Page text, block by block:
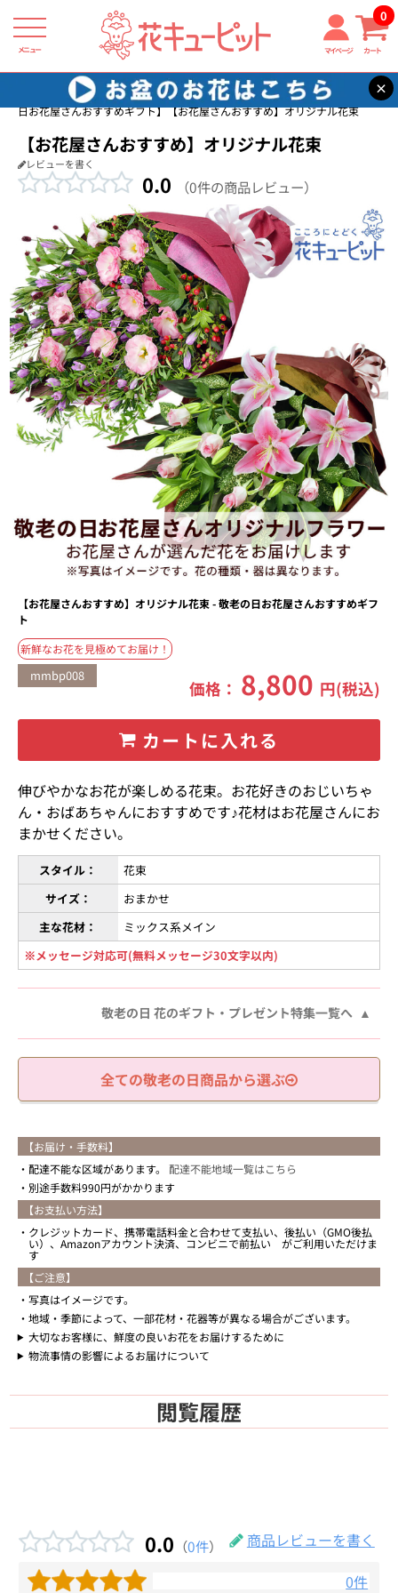
メニュー マイページ カート
0
×
花キューピット 敬老の日 花のギフト・プレゼント特集2026
【敬老の
日お花屋さんおすすめギフト】【お花屋さんおすすめ】オリジナル花束
【お花屋さんおすすめ】オリジナル花束
レビューを書く
0.0 （0件の商品レビュー）
【お花屋さんおすすめ】オリジナル花束 - 敬老の日お花屋さんおすすめギフ
ト
新鮮なお花を見極めてお届け！
mmbp008
価格： 8,800 円(税込)
カートに入れる
伸びやかなお花が楽しめる花束。お花好きのおじいちゃ
ん・おばあちゃんにおすすめです♪花材はお花屋さんにお
まかせください。
スタイル：
花束
サイズ：
おまかせ
主な花材：
ミックス系メイン
※メッセージ対応可(無料メッセージ30文字以内)
敬老の日 花のギフト・プレゼント特集一覧へ
全ての敬老の日商品から選ぶ
【お届け・手数料】
配達不能な区域があります。 配達不能地域一覧はこちら
別途手数料990円がかかります
【お支払い方法】
クレジットカード、携帯電話料金と合わせて支払い、後払い（GMO後払
い）、Amazonアカウント決済、コンビニで前払い がご利用いただけま
す
【ご注意】
写真はイメージです。
地域・季節によって、一部花材・花器等が異なる場合がございます。
大切なお客様に、鮮度の良いお花をお届けするために
物流事情の影響によるお届けについて
閲覧履歴
0.0 （0件）
商品レビューを書く
0件